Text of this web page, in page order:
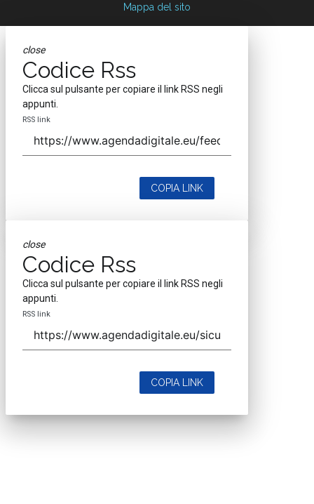
Mappa del sito
close
Codice Rss
Clicca sul pulsante per copiare il link RSS negli
appunti.
RSS link
COPIA LINK
close
Codice Rss
Clicca sul pulsante per copiare il link RSS negli
appunti.
RSS link
COPIA LINK